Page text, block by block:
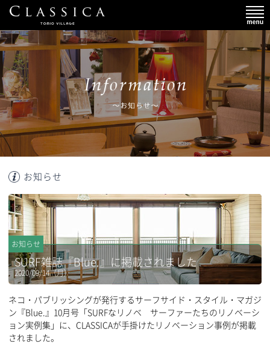
お知らせ
お知らせ
SURF雑誌『Blue.』に掲載されました
2020/09/14（月）
ネコ・パブリッシングが発行するサーフサイド・スタイル・マガジ
ン『Blue.』10月号「SURFなリノベ サーファーたちのリノベーシ
ョン実例集」に、CLASSICAが手掛けたリノベーション事例が掲載
されました。